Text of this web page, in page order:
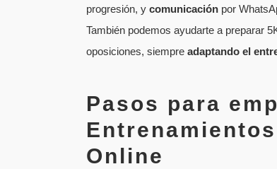
progresión, y comunicación por
También podemos ayudarte a preparar
oposiciones, siempre adaptando el
Pasos para
Online